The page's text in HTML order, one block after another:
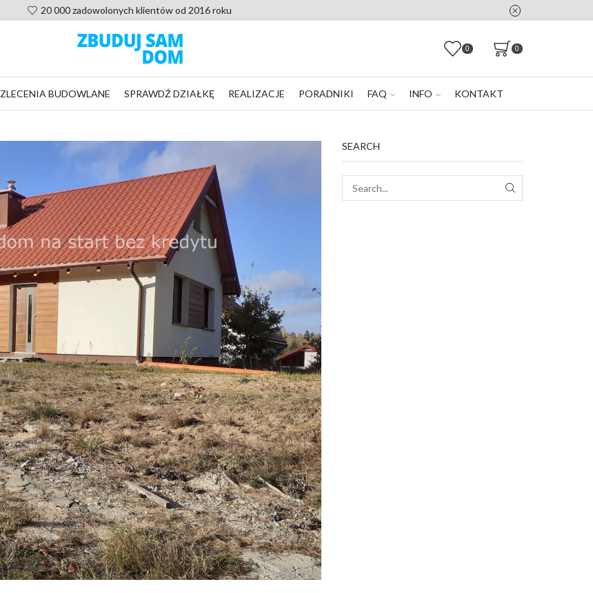
Pomoc po zakupie projektu, nie zostaniesz sam
0 0
ZLECENIA BUDOWLANE SPRAWDŹ DZIAŁKĘ REALIZACJE PORADNIKI FAQ INFO KONTAKT
SEARCH
SEARCH